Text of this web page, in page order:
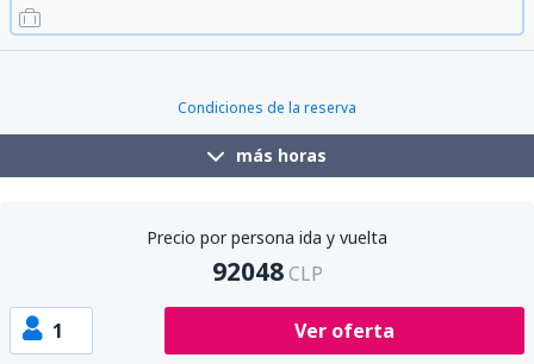
Condiciones de la reserva
más horas
Precio por persona ida y vuelta
92048 CLP
1 Ver oferta